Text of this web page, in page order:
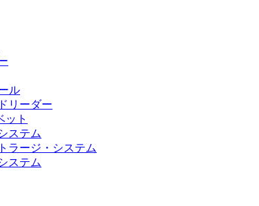
ル
リーダー
ット
ステム
ラージ・システム
ステム